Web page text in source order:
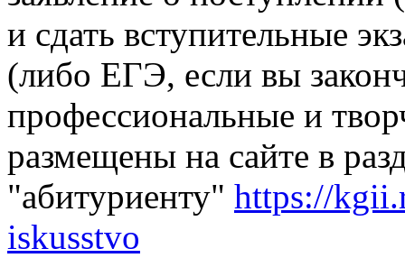
и сдать вступительные
(либо ЕГЭ, если вы
профессиональные и
размещены на сайте в
"абитуриенту" https://
iskusstvo